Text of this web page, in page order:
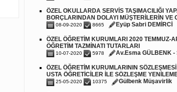
ÖZEL OKULLARDA SERVİS TAŞIMACILIĞI
BORÇLARINDAN DOLAYI MÜŞTERİLERİN VE
08-09-2020 8665 Eyüp Sabri DEMİRCİ
ÖZEL ÖĞRETİM KURUMLARI 2020 TEMMUZ-
ÖĞRETİM TAZMİNATI TUTARLARI
10-07-2020 5978 Av.Esma GÜLBENK -
ÖZEL ÖĞRETİM KURUMLARININ
USTA ÖĞRETİCİLER İLE SÖZLEŞME
25-05-2020 10375 Gülbenk Müşavirlik